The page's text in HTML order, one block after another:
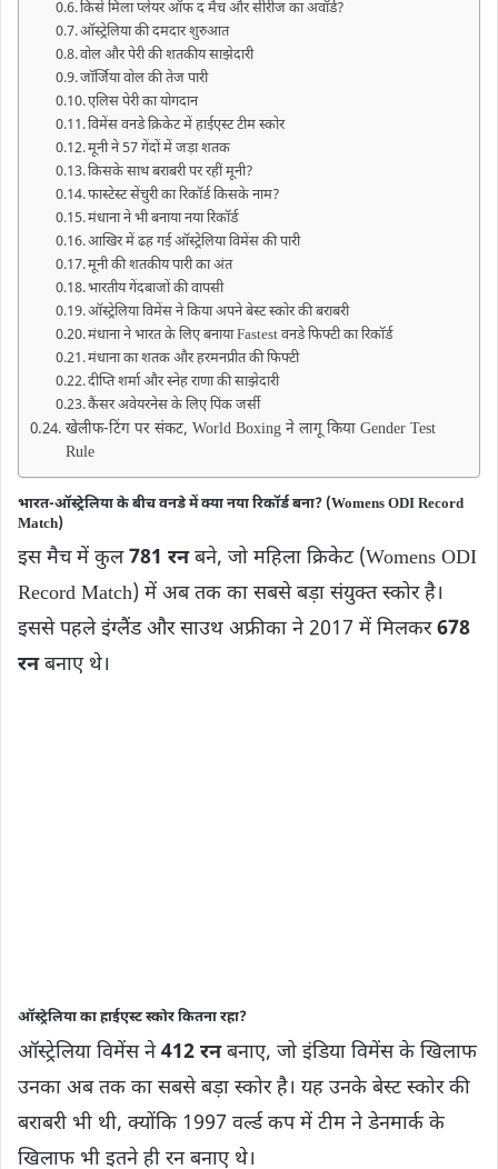
किसे मिला प्लेयर ऑफ द मैच और सीरीज का अवॉर्ड?
ऑस्ट्रेलिया की दमदार शुरुआत
वोल और पेरी की शतकीय साझेदारी
जॉर्जिया वोल की तेज पारी
एलिस पेरी का योगदान
विमेंस वनडे क्रिकेट में हाईएस्ट टीम स्कोर
मूनी ने 57 गेंदों में जड़ा शतक
किसके साथ बराबरी पर रहीं मूनी?
फास्टेस्ट सेंचुरी का रिकॉर्ड किसके नाम?
मंधाना ने भी बनाया नया रिकॉर्ड
आखिर में ढह गई ऑस्ट्रेलिया विमेंस की पारी
मूनी की शतकीय पारी का अंत
भारतीय गेंदबाजों की वापसी
ऑस्ट्रेलिया विमेंस ने किया अपने बेस्ट स्कोर की बराबरी
मंधाना ने भारत के लिए बनाया Fastest वनडे फिफ्टी का रिकॉर्ड
मंधाना का शतक और हरमनप्रीत की फिफ्टी
दीप्ति शर्मा और स्नेह राणा की साझेदारी
कैंसर अवेयरनेस के लिए पिंक जर्सी
खेलीफ-टिंग पर संकट, World Boxing ने लागू किया Gender Test
Rule
भारत-ऑस्ट्रेलिया के बीच वनडे में क्या नया रिकॉर्ड बना? (Womens ODI Record
Match)
इस मैच में कुल781 रनबने, जो महिला क्रिकेट (Womens ODI
Record Match) में अब तक का सबसे बड़ा संयुक्त स्कोर है।
इससे पहले इंग्लैंड और साउथ अफ्रीका ने 2017 में मिलकर678
रनबनाए थे।
ऑस्ट्रेलिया का हाईएस्ट स्कोर कितना रहा?
ऑस्ट्रेलिया विमेंस ने412 रनबनाए, जो इंडिया विमेंस के खिलाफ
उनका अब तक का सबसे बड़ा स्कोर है। यह उनके बेस्ट स्कोर की
बराबरी भी थी, क्योंकि 1997 वर्ल्ड कप में टीम ने डेनमार्क के
खिलाफ भी इतने ही रन बनाए थे।